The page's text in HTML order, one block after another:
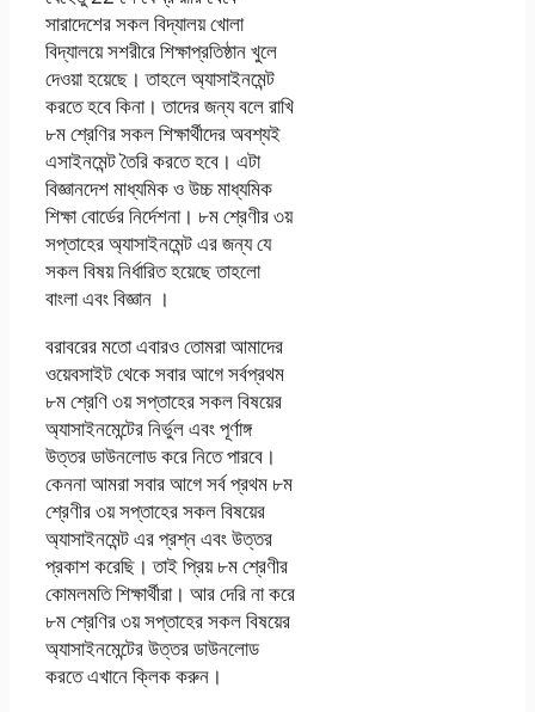
সারাদেশের সকল বিদ্যালয় খোলা
বিদ্যালয়ে সশরীরে শিক্ষাপ্রতিষ্ঠান খুলে
দেওয়া হয়েছে। তাহলে অ্যাসাইনমেন্ট
করতে হবে কিনা। তাদের জন্য বলে রাখি
৮ম শ্রেণির সকল শিক্ষার্থীদের অবশ্যই
এসাইনমেন্ট তৈরি করতে হবে। এটা
বিজ্ঞানদেশ মাধ্যমিক ও উচ্চ মাধ্যমিক
শিক্ষা বোর্ডের নির্দেশনা। ৮ম শ্রেণীর ৩য়
সপ্তাহের অ্যাসাইনমেন্ট এর জন্য যে
সকল বিষয় নির্ধারিত হয়েছে তাহলো
বাংলা এবং বিজ্ঞান ।
বরাবরের মতো এবারও তোমরা আমাদের
ওয়েবসাইট থেকে সবার আগে সর্বপ্রথম
৮ম শ্রেণি ৩য় সপ্তাহের সকল বিষয়ের
অ্যাসাইনমেন্টের নির্ভুল এবং পূর্ণাঙ্গ
উত্তর ডাউনলোড করে নিতে পারবে।
কেননা আমরা সবার আগে সর্ব প্রথম ৮ম
শ্রেণীর ৩য় সপ্তাহের সকল বিষয়ের
অ্যাসাইনমেন্ট এর প্রশ্ন এবং উত্তর
প্রকাশ করেছি। তাই প্রিয় ৮ম শ্রেণীর
কোমলমতি শিক্ষার্থীরা। আর দেরি না করে
৮ম শ্রেণির ৩য় সপ্তাহের সকল বিষয়ের
অ্যাসাইনমেন্টের উত্তর ডাউনলোড
করতে এখানে ক্লিক করুন।